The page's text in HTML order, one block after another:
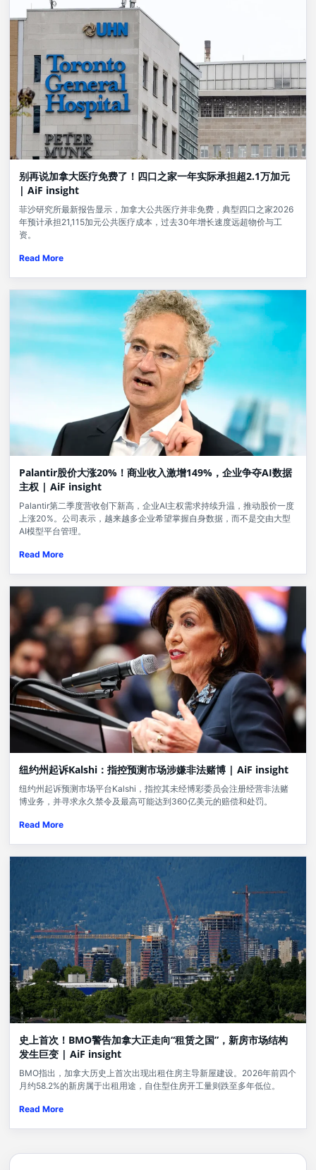
别再说加拿大医疗免费了！四口之家一年实际承担超2.1万加元
| AiF insight
菲沙研究所最新报告显示，加拿大公共医疗并非免费，典型四口之家2026
年预计承担21,115加元公共医疗成本，过去30年增长速度远超物价与工
资。
Read More
Palantir股价大涨20%！商业收入激增149%，企业争夺AI数据
主权 | AiF insight
Palantir第二季度营收创下新高，企业AI主权需求持续升温，推动股价一度
上涨20%。公司表示，越来越多企业希望掌握自身数据，而不是交由大型
AI模型平台管理。
Read More
纽约州起诉Kalshi：指控预测市场涉嫌非法赌博 | AiF insight
纽约州起诉预测市场平台Kalshi，指控其未经博彩委员会注册经营非法赌
博业务，并寻求永久禁令及最高可能达到360亿美元的赔偿和处罚。
Read More
史上首次！BMO警告加拿大正走向“租赁之国”，新房市场结构
发生巨变 | AiF insight
BMO指出，加拿大历史上首次出现出租住房主导新屋建设。2026年前四个
月约58.2%的新房属于出租用途，自住型住房开工量则跌至多年低位。
Read More